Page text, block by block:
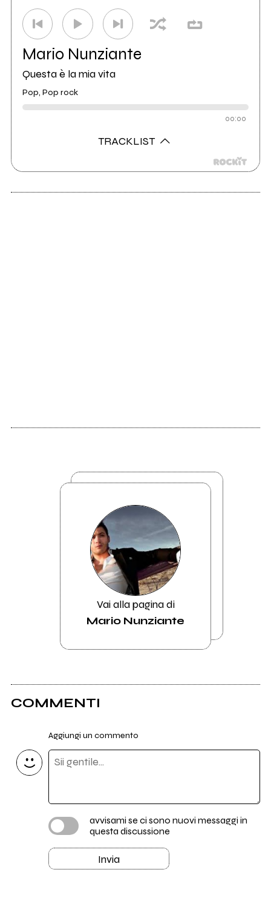
Mario Nunziante
Questa è la mia vita
Pop, Pop rock
00:00
TRACKLIST
Vai alla pagina di
Mario Nunziante
COMMENTI
Aggiungi un commento
avvisami se ci sono nuovi messaggi in
questa discussione
Invia